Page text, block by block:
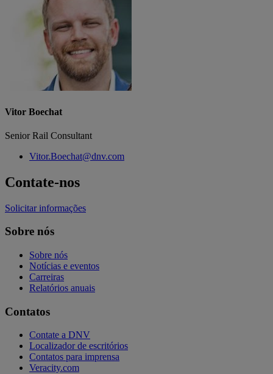
Vitor Boechat
Senior Rail Consultant
Vitor.Boechat@dnv.com
Contate-nos
Solicitar informações
Sobre nós
Sobre nós
Notícias e eventos
Carreiras
Relatórios anuais
Contatos
Contate a DNV
Localizador de escritórios
Contatos para imprensa
Veracity.com